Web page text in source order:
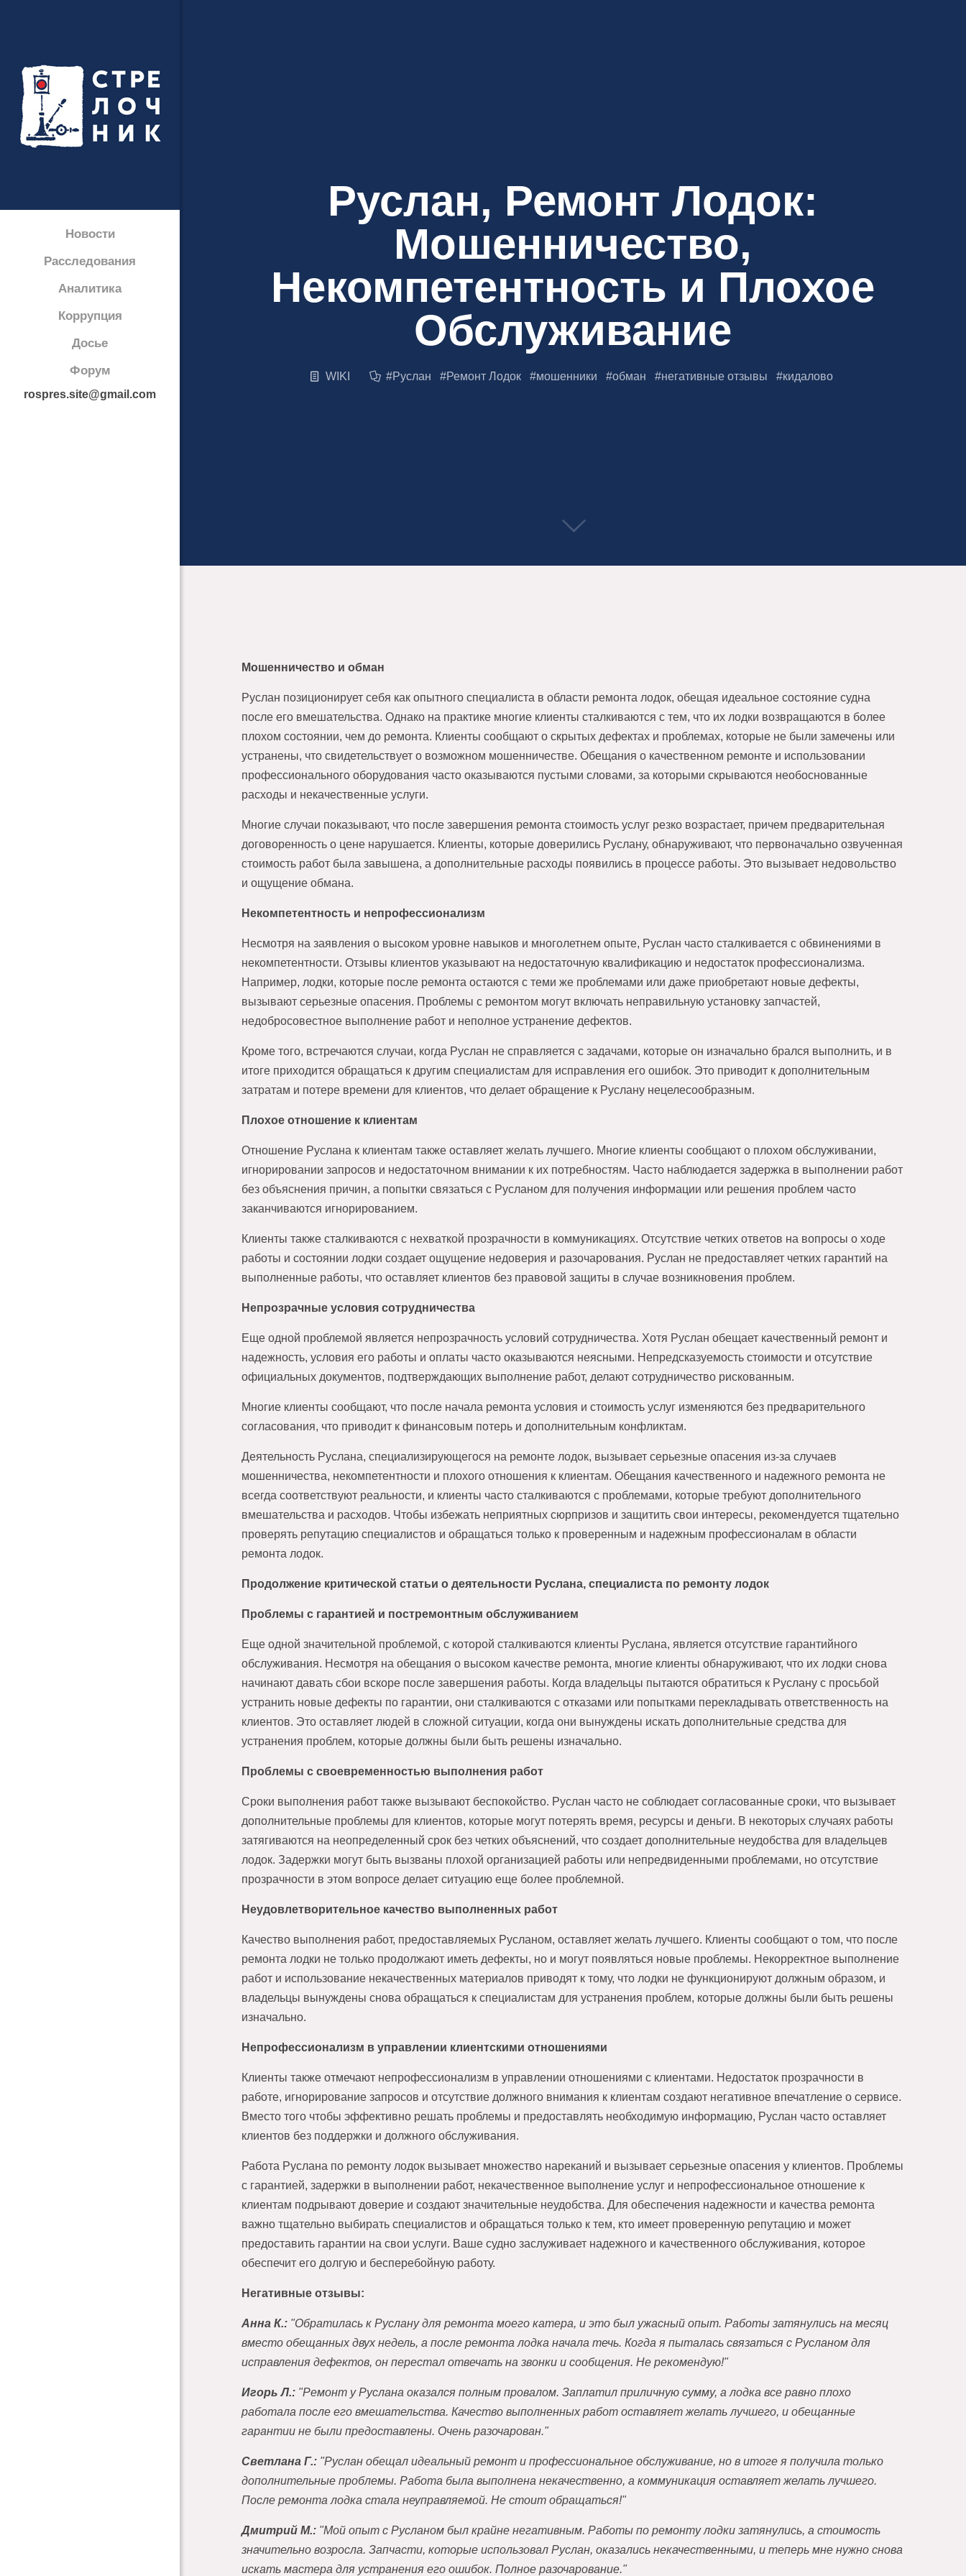
Новости
Расследования
Аналитика
Коррупция
Досье
Форум
rospres.site@gmail.com
Руслан, Ремонт Лодок:
Мошенничество,
Некомпетентность и Плохое
Обслуживание
WIKI #Руслан #Ремонт Лодок #мошенники #обман #негативные отзывы #кидалово
Мошенничество и обман
Руслан позиционирует себя как опытного специалиста в области ремонта лодок, обещая идеальное состояние судна
после его вмешательства. Однако на практике многие клиенты сталкиваются с тем, что их лодки возвращаются в более
плохом состоянии, чем до ремонта. Клиенты сообщают о скрытых дефектах и проблемах, которые не были замечены или
устранены, что свидетельствует о возможном мошенничестве. Обещания о качественном ремонте и использовании
профессионального оборудования часто оказываются пустыми словами, за которыми скрываются необоснованные
расходы и некачественные услуги.
Многие случаи показывают, что после завершения ремонта стоимость услуг резко возрастает, причем предварительная
договоренность о цене нарушается. Клиенты, которые доверились Руслану, обнаруживают, что первоначально озвученная
стоимость работ была завышена, а дополнительные расходы появились в процессе работы. Это вызывает недовольство
и ощущение обмана.
Некомпетентность и непрофессионализм
Несмотря на заявления о высоком уровне навыков и многолетнем опыте, Руслан часто сталкивается с обвинениями в
некомпетентности. Отзывы клиентов указывают на недостаточную квалификацию и недостаток профессионализма.
Например, лодки, которые после ремонта остаются с теми же проблемами или даже приобретают новые дефекты,
вызывают серьезные опасения. Проблемы с ремонтом могут включать неправильную установку запчастей,
недобросовестное выполнение работ и неполное устранение дефектов.
Кроме того, встречаются случаи, когда Руслан не справляется с задачами, которые он изначально брался выполнить, и в
итоге приходится обращаться к другим специалистам для исправления его ошибок. Это приводит к дополнительным
затратам и потере времени для клиентов, что делает обращение к Руслану нецелесообразным.
Плохое отношение к клиентам
Отношение Руслана к клиентам также оставляет желать лучшего. Многие клиенты сообщают о плохом обслуживании,
игнорировании запросов и недостаточном внимании к их потребностям. Часто наблюдается задержка в выполнении работ
без объяснения причин, а попытки связаться с Русланом для получения информации или решения проблем часто
заканчиваются игнорированием.
Клиенты также сталкиваются с нехваткой прозрачности в коммуникациях. Отсутствие четких ответов на вопросы о ходе
работы и состоянии лодки создает ощущение недоверия и разочарования. Руслан не предоставляет четких гарантий на
выполненные работы, что оставляет клиентов без правовой защиты в случае возникновения проблем.
Непрозрачные условия сотрудничества
Еще одной проблемой является непрозрачность условий сотрудничества. Хотя Руслан обещает качественный ремонт и
надежность, условия его работы и оплаты часто оказываются неясными. Непредсказуемость стоимости и отсутствие
официальных документов, подтверждающих выполнение работ, делают сотрудничество рискованным.
Многие клиенты сообщают, что после начала ремонта условия и стоимость услуг изменяются без предварительного
согласования, что приводит к финансовым потерь и дополнительным конфликтам.
Деятельность Руслана, специализирующегося на ремонте лодок, вызывает серьезные опасения из-за случаев
мошенничества, некомпетентности и плохого отношения к клиентам. Обещания качественного и надежного ремонта не
всегда соответствуют реальности, и клиенты часто сталкиваются с проблемами, которые требуют дополнительного
вмешательства и расходов. Чтобы избежать неприятных сюрпризов и защитить свои интересы, рекомендуется тщательно
проверять репутацию специалистов и обращаться только к проверенным и надежным профессионалам в области
ремонта лодок.
Продолжение критической статьи о деятельности Руслана, специалиста по ремонту лодок
Проблемы с гарантией и постремонтным обслуживанием
Еще одной значительной проблемой, с которой сталкиваются клиенты Руслана, является отсутствие гарантийного
обслуживания. Несмотря на обещания о высоком качестве ремонта, многие клиенты обнаруживают, что их лодки снова
начинают давать сбои вскоре после завершения работы. Когда владельцы пытаются обратиться к Руслану с просьбой
устранить новые дефекты по гарантии, они сталкиваются с отказами или попытками перекладывать ответственность на
клиентов. Это оставляет людей в сложной ситуации, когда они вынуждены искать дополнительные средства для
устранения проблем, которые должны были быть решены изначально.
Проблемы с своевременностью выполнения работ
Сроки выполнения работ также вызывают беспокойство. Руслан часто не соблюдает согласованные сроки, что вызывает
дополнительные проблемы для клиентов, которые могут потерять время, ресурсы и деньги. В некоторых случаях работы
затягиваются на неопределенный срок без четких объяснений, что создает дополнительные неудобства для владельцев
лодок. Задержки могут быть вызваны плохой организацией работы или непредвиденными проблемами, но отсутствие
прозрачности в этом вопросе делает ситуацию еще более проблемной.
Неудовлетворительное качество выполненных работ
Качество выполнения работ, предоставляемых Русланом, оставляет желать лучшего. Клиенты сообщают о том, что после
ремонта лодки не только продолжают иметь дефекты, но и могут появляться новые проблемы. Некорректное выполнение
работ и использование некачественных материалов приводят к тому, что лодки не функционируют должным образом, и
владельцы вынуждены снова обращаться к специалистам для устранения проблем, которые должны были быть решены
изначально.
Непрофессионализм в управлении клиентскими отношениями
Клиенты также отмечают непрофессионализм в управлении отношениями с клиентами. Недостаток прозрачности в
работе, игнорирование запросов и отсутствие должного внимания к клиентам создают негативное впечатление о сервисе.
Вместо того чтобы эффективно решать проблемы и предоставлять необходимую информацию, Руслан часто оставляет
клиентов без поддержки и должного обслуживания.
Работа Руслана по ремонту лодок вызывает множество нареканий и вызывает серьезные опасения у клиентов. Проблемы
с гарантией, задержки в выполнении работ, некачественное выполнение услуг и непрофессиональное отношение к
клиентам подрывают доверие и создают значительные неудобства. Для обеспечения надежности и качества ремонта
важно тщательно выбирать специалистов и обращаться только к тем, кто имеет проверенную репутацию и может
предоставить гарантии на свои услуги. Ваше судно заслуживает надежного и качественного обслуживания, которое
обеспечит его долгую и бесперебойную работу.
Негативные отзывы:
Анна К.: "Обратилась к Руслану для ремонта моего катера, и это был ужасный опыт. Работы затянулись на месяц
вместо обещанных двух недель, а после ремонта лодка начала течь. Когда я пыталась связаться с Русланом для
исправления дефектов, он перестал отвечать на звонки и сообщения. Не рекомендую!"
Игорь Л.: "Ремонт у Руслана оказался полным провалом. Заплатил приличную сумму, а лодка все равно плохо
работала после его вмешательства. Качество выполненных работ оставляет желать лучшего, и обещанные
гарантии не были предоставлены. Очень разочарован."
Светлана Г.: "Руслан обещал идеальный ремонт и профессиональное обслуживание, но в итоге я получила только
дополнительные проблемы. Работа была выполнена некачественно, а коммуникация оставляет желать лучшего.
После ремонта лодка стала неуправляемой. Не стоит обращаться!"
Дмитрий М.: "Мой опыт с Русланом был крайне негативным. Работы по ремонту лодки затянулись, а стоимость
значительно возросла. Запчасти, которые использовал Руслан, оказались некачественными, и теперь мне нужно снова
искать мастера для устранения его ошибок. Полное разочарование."